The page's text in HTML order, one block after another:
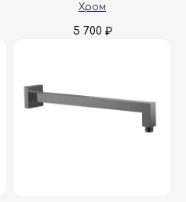
Хром
5 700 ₽